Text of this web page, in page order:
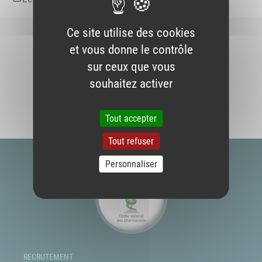
RECRUTEMENT
Ce site utilise des cookies
et vous donne le contrôle
sur ceux que vous
souhaitez activer
Tout accepter
Tout refuser
Personnaliser